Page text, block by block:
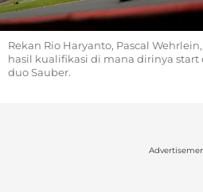
Rekan Rio Haryanto, Pascal
hasil kualifikasi di mana dirinya
duo Sauber.